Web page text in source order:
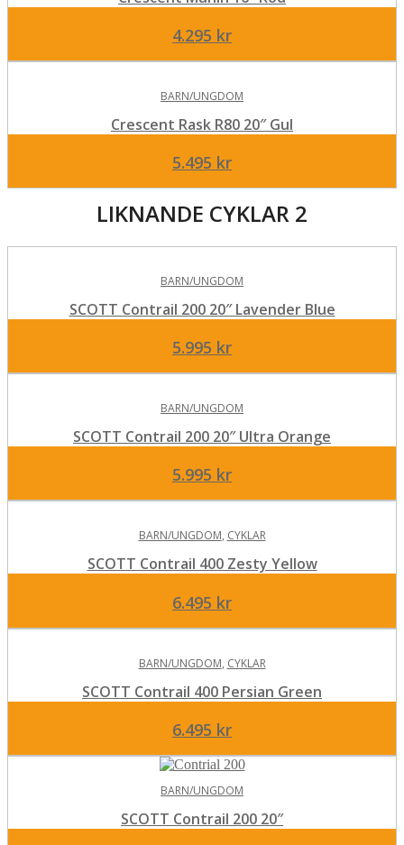
4.295 kr
BARN/UNGDOM
Crescent Rask R80 20″ Gul
5.495 kr
LIKNANDE CYKLAR 2
BARN/UNGDOM
SCOTT Contrail 200 20″ Lavender Blue
5.995 kr
BARN/UNGDOM
SCOTT Contrail 200 20″ Ultra Orange
5.995 kr
BARN/UNGDOM, CYKLAR
SCOTT Contrail 400 Zesty Yellow
6.495 kr
BARN/UNGDOM, CYKLAR
SCOTT Contrail 400 Persian Green
6.495 kr
BARN/UNGDOM
SCOTT Contrail 200 20″